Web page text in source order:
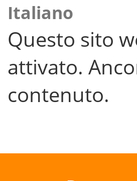
Italiano
Questo sito
attivato.
contenuto.